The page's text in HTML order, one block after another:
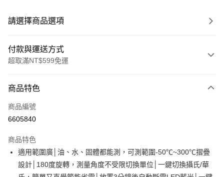
請選擇商品選項
付款與運送方式
超取滿NT$599免運
信用卡一次付款
超商取貨付款
Apple Pay
街口支付
商品特色
商品編號
6605840
商品特色
適用範圍廣│油、水、固體都能測，可測範圍-50℃~300℃摺疊
設計│180度旋轉，測量角度不受限切換單位│一鍵切換攝氏/華